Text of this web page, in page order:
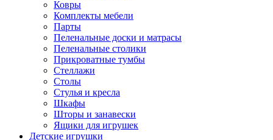
Ковры
Комплекты мебели
Парты
Пеленальные доски и матрасы
Пеленальные столики
Прикроватные тумбы
Стеллажи
Столы
Стулья и кресла
Шкафы
Шторы и занавески
Ящики для игрушек
Детские игрушки